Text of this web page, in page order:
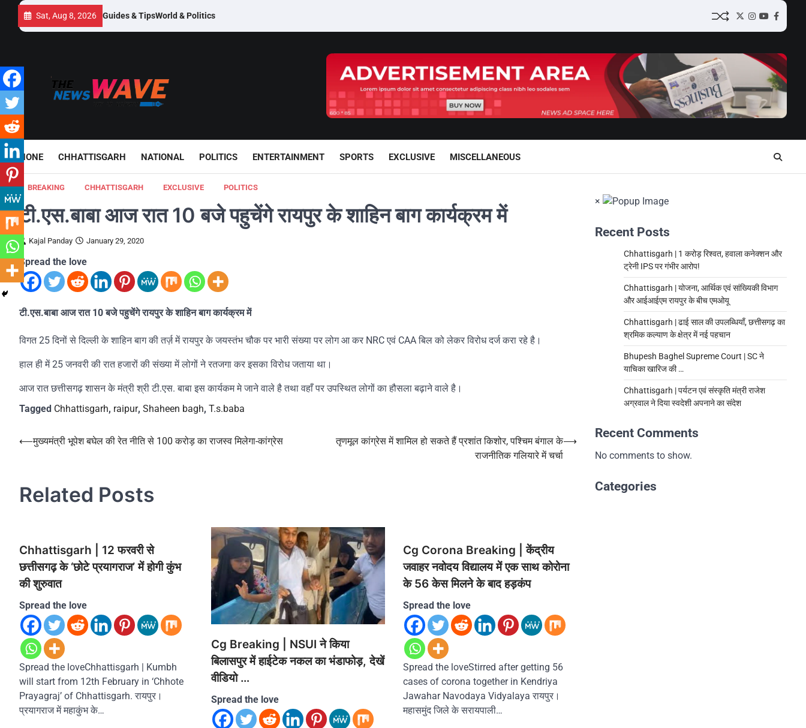
content
Sat, Aug 8, 2026 Guides & TipsWorld & Politics
TwitterInstagram
YouTube
HONE CHHATTISGARH NATIONAL POLITICS ENTERTAINMENT SPORTS EXCLUSIVE MISCELLANEOUS
BREAKING CHHATTISGARH EXCLUSIVE POLITICS
टी.एस.बाबा आज रात 10 बजे पहुचेंगे रायपुर के शाहिन बाग कार्यक्रम में
Kajal Panday January 29, 2020
Spread the love
टी.एस.बाबा आज रात 10 बजे पहुचेंगे रायपुर के शाहिन बाग कार्यक्रम में
विगत 25 दिनों से दिल्ली के शाहिन बाग की तर्ज़ में रायपुर के जयस्तंभ चौक पर भारी संख्या पर लोग आ कर NRC एवं CAA बिल को लेकर विरोध दर्ज करा रहे है।
हाल ही में 25 जनवरी की रात हजारों की संख्या में लोगों ने रतजगा कर इसका विरोध जताया था।
आज रात छत्तीसगढ़ शासन के मंत्री श्री टी.एस. बाबा इस कार्यकम मे जाने वाले है तथा वहाँ पर उपस्थित लोगों का हौसला बढ़ाने वाले है।
Tagged Chhattisgarh, raipur, Shaheen bagh, T.s.baba
Post
⟵मुख्यमंत्री भूपेश बघेल की रेत नीति से 100 करोड़ का राजस्व मिलेगा-कांग्रेस
तृणमूल कांग्रेस में शामिल हो सकते हैं प्रशांत किशोर, पश्चिम बंगाल के
राजनीतिक गलियारे में चर्चा
⟶
Related Posts
Chhattisgarh | 12 फरवरी से
छत्तीसगढ़ के ‘छोटे प्रयागराज’ में होगी कुंभ
की शुरुवात
Spread the love
Spread the loveChhattisgarh | Kumbh
will start from 12th February in ‘Chhote
Prayagraj’ of Chhattisgarh. रायपुर।
प्रयागराज में महाकुंभ के…
Cg Breaking | NSUI ने किया
बिलासपुर में हाईटेक नकल का भंडाफोड़, देखें
वीडियो …
Spread the love
Cg Corona Breaking | केंद्रीय
जवाहर नवोदय विद्यालय में एक साथ कोरोना
के 56 केस मिलने के बाद हड़कंप
Spread the love
Spread the loveStirred after getting 56
cases of corona together in Kendriya
Jawahar Navodaya Vidyalaya रायपुर।
महासमुंद जिले के सरायपाली…
×
Recent Posts
Chhattisgarh | 1 करोड़ रिश्वत, हवाला कनेक्शन और
ट्रेनी IPS पर गंभीर आरोप!
Chhattisgarh | योजना, आर्थिक एवं सांख्यिकी विभाग
और आईआईएम रायपुर के बीच एमओयू
Chhattisgarh | ढाई साल की उपलब्धियाँ, छत्तीसगढ़ का
श्रमिक कल्याण के क्षेत्र में नई पहचान
Bhupesh Baghel Supreme Court | SC ने
याचिका खारिज की …
Chhattisgarh | पर्यटन एवं संस्कृति मंत्री राजेश
अग्रवाल ने दिया स्वदेशी अपनाने का संदेश
Recent Comments
No comments to show.
Categories